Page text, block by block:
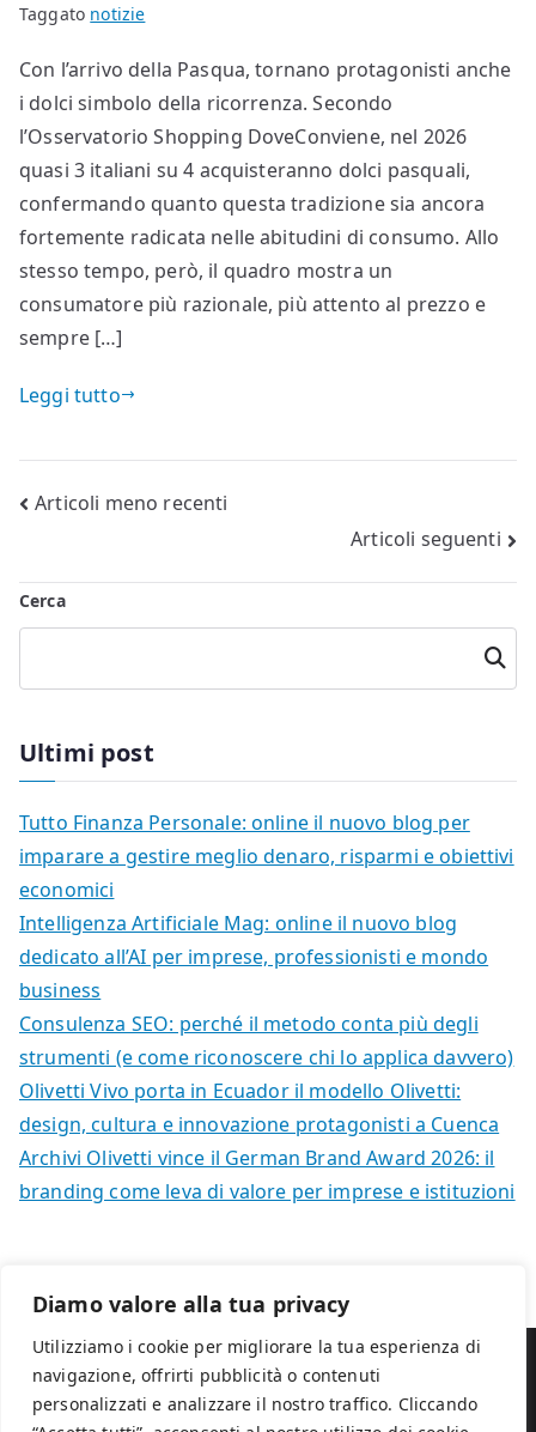
Diamo valore alla tua privacy
Utilizziamo i cookie per migliorare la tua esperienza di
navigazione, offrirti pubblicità o contenuti
personalizzati e analizzare il nostro traffico. Cliccando
Taggato notizie
Con l’arrivo della Pasqua, tornano protagonisti anche
i dolci simbolo della ricorrenza. Secondo
l’Osservatorio Shopping DoveConviene, nel 2026
quasi 3 italiani su 4 acquisteranno dolci pasquali,
confermando quanto questa tradizione sia ancora
fortemente radicata nelle abitudini di consumo. Allo
stesso tempo, però, il quadro mostra un
consumatore più razionale, più attento al prezzo e
sempre […]
Leggi tutto
Navigazione
Articoli meno recenti
Articoli seguenti
Cerca
Cerca
Ultimi post
Tutto Finanza Personale: online il nuovo blog per
imparare a gestire meglio denaro, risparmi e obiettivi
economici
Intelligenza Artificiale Mag: online il nuovo blog
dedicato all’AI per imprese, professionisti e mondo
business
Consulenza SEO: perché il metodo conta più degli
strumenti (e come riconoscere chi lo applica davvero)
Olivetti Vivo porta in Ecuador il modello Olivetti:
design, cultura e innovazione protagonisti a Cuenca
Archivi Olivetti vince il German Brand Award 2026: il
branding come leva di valore per imprese e istituzioni
Chi siamo Privacy Policy Cookie policy